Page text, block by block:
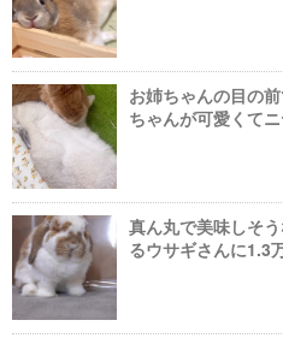
お姉ちゃんの目の
ちゃんが可愛くて
真ん丸で美味しそ
るウサギさんに1.3